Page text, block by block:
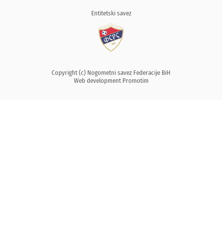
Entitetski savez
Copyright (c) Nogometni savez Federacije BiH
Web development Promotim